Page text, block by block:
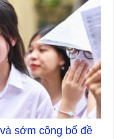
sớm công bố đề